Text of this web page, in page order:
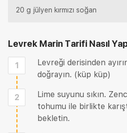
20 g jülyen kırmızı soğan
Levrek Marin Tarifi Nasıl
1
Levreği derisinden
doğrayın. (küp küp)
2
Lime suyunu sıkın.
tohumu ile birlikte
bekletin.